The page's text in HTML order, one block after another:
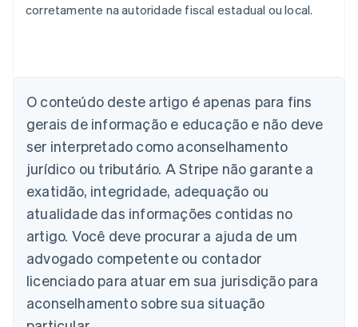
corretamente na autoridade fiscal estadual ou local.
O conteúdo deste artigo é apenas para fins
gerais de informação e educação e não deve
ser interpretado como aconselhamento
jurídico ou tributário. A Stripe não garante a
exatidão, integridade, adequação ou
atualidade das informações contidas no
artigo. Você deve procurar a ajuda de um
advogado competente ou contador
licenciado para atuar em sua jurisdição para
aconselhamento sobre sua situação
Austrália
Áustria
DeutschEnglish
Bélgica
English
Brasil
PortuguêsEnglish
Bulgária
English
Canadá
English Français
China continental
简体中文 English
Chipre